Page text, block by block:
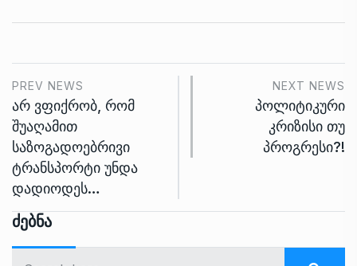
PREV NEWS
არ ვფიქრობ, რომ
შუაღამით
საზოგადოებრივი
ტრანსპორტი უნდა
დადიოდეს…
NEXT NEWS
პოლიტიკური
კრიზისი თუ
პროგრესი?!
Ძებნა